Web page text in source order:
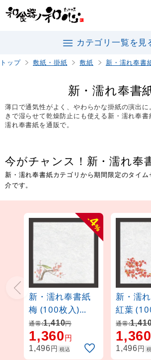
カテゴリ一覧を見
トップ 敷紙・掛紙 敷紙 新・濡れ奉書
新・濡れ奉書
薄口で通気性がよく、やわらかな掛紙の演出
きで湿らせて乾燥防止にも使える新・濡れ奉
濡れ奉書紙を通販で。
今がチャンス！新・濡れ奉
新・濡れ奉書紙カテゴリから期間限定のタイ
介です。
-
4
%
新・濡れ奉書紙
梅 (100枚入)
(W65390)
通常:1,410円
1,360円
1,496円 税込
新・濡
紅葉 (100枚入)
通常:
1,360
1,496円